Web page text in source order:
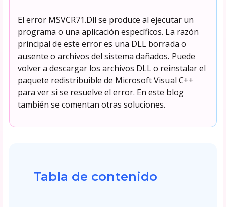
El error MSVCR71.Dll se produce al ejecutar un
programa o una aplicación específicos. La razón
principal de este error es una DLL borrada o
ausente o archivos del sistema dañados. Puede
volver a descargar los archivos DLL o reinstalar el
paquete redistribuible de Microsoft Visual C++
para ver si se resuelve el error. En este blog
también se comentan otras soluciones.
Tabla de contenido